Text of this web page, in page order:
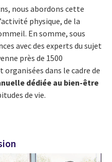
nous abordons cette
physique, de la
En somme, sous
avec des experts du sujet
près de 1500
dans le cadre de
dédiée au bien-être
de vie.